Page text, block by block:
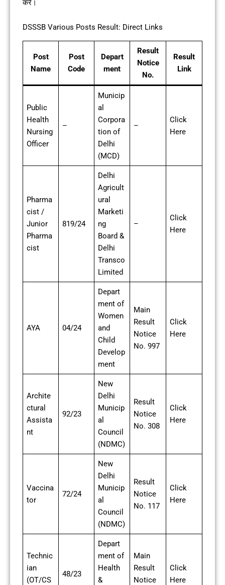
करें।
DSSSB Various Posts Result: Direct Links
Post
Name
Post
Code
Depart
ment
Result
Notice
No.
Result
Link
Public
Health
Nursing
Officer
–
Municip
al
Corpora
tion of
Delhi
(MCD)
–
Click
Here
Pharma
cist /
Junior
Pharma
cist
819/24
Delhi
Agricult
ural
Marketi
ng
Board &
Delhi
Transco
Limited
–
Click
Here
AYA 04/24
Depart
ment of
Women
and
Child
Develop
ment
Main
Result
Notice
No. 997
Click
Here
Archite
ctural
Assista
nt
92/23
New
Delhi
Municip
al
Council
(NDMC)
Result
Notice
No. 308
Click
Here
Vaccina
tor
72/24
New
Delhi
Municip
al
Council
(NDMC)
Result
Notice
No. 117
Click
Here
Technic
ian
(OT/CS
48/23
Depart
ment of
Health
&
Main
Result
Notice
Click
Here